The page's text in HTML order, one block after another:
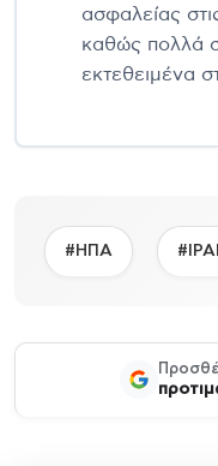
ασφαλείας
καθώς πολλά
εκτεθειμένα
#ΗΠΑ